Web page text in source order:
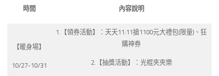
時間 內容說明
【暖身場】
10/27-10/31
1.【領券活動】：天天11:11搶1100元大禮包(限量)、狂
購神券
2.【抽獎活動】：光棍夾夾樂